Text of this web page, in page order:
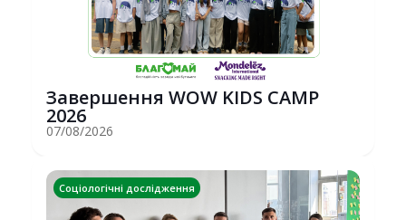
Завершення WOW KIDS CAMP
2026
07/08/2026
Соціологічні дослідження